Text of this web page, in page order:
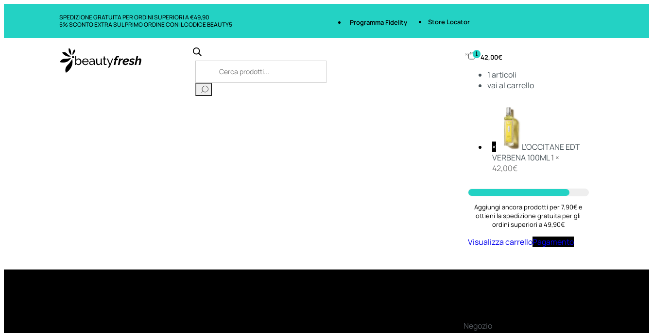
SPEDIZIONE GRATUITA PER ORDINI SUPERIORI A €49,90
5% SCONTO EXTRA SUL PRIMO ORDINE CON IL CODICE BEAUTY5
Programma Fidelity Store Locator
1 42,00€
1articoli
vai al carrello
×
L'OCCITANE EDT
VERBENA 100ML1 ×
42,00€
Aggiungi ancora prodotti per 7,90€ e
ottieni la spedizione gratuita per gli
ordini superiori a 49,90€
Visualizza carrelloPagamento
Negozio